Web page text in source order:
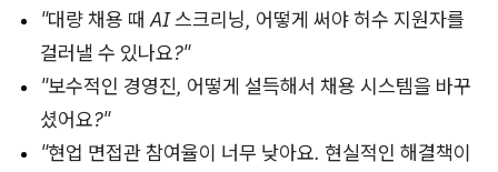
"대량 채용 때 AI 스크리닝, 어떻게 써야 허수 지원자를
걸러낼 수 있나요?"
"보수적인 경영진, 어떻게 설득해서 채용 시스템을 바꾸
셨어요?"
"현업 면접관 참여율이 너무 낮아요. 현실적인 해결책이